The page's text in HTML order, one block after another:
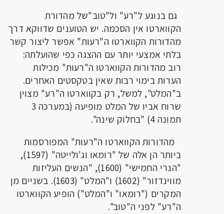
גם בנוגע ל"רע" ול"טוב"של מהדורת
הקווארטו אין הסכמה. יש הטוענים שדווקא דרך
מהדורות הקווארטו ה"רעות" אפשר ליצור קשר
בלתי אמצעי יותר עם ההצגה כפי שהועלתה:
רוב מהדורות הקווארטו ה"רעות" מכילות
הערות בימוי רבות שאין בטקסטים האחרים.
ב"המלט", למשל, רק בקווארטו ה"רע" מצוין
שרוח אביו של המלט מופיעה (במערכה 3
תמונה 4) "בחלוק שינה".
מהדורות הקווארטו ה"רעות" המפורסמות
ביותר הן אלה של "רומאו וג'ולייטה" (1597),
"הנרי החמישי" (1600), "הנשים העליזות
מווינדזור" (1602) ו"המלט" (1603). בשניים מן
המקרים ("רומאו" ו"המלט") הופיע הקווארטו
ה"רע" לפני ה"טוב".